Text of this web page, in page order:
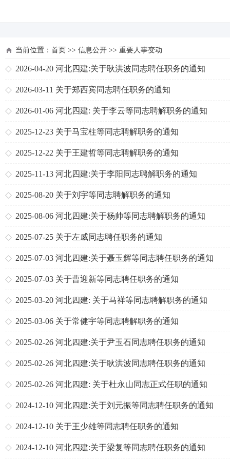
当前位置： 首页 >> 信息公开 >> 重要人事变动
2026-04-20 河北四建:关于耿洪波同志聘任职务的通知
2026-03-11 关于郑西宾同志聘任职务的通知
2026-01-06 河北四建: 关于李云等同志聘解职务的通知
2025-12-23 关于马宝柱等同志聘解职务的通知
2025-12-22 关于王建哲等同志聘解职务的通知
2025-11-13 河北四建:关于李阳同志聘解职务的通知
2025-08-20 关于刘宇等同志聘解职务的通知
2025-08-06 河北四建:关于杨帅等同志聘解职务的通知
2025-07-25 关于左威同志聘任职务的通知
2025-07-03 河北四建:关于聂玉辉等同志聘任职务的通知
2025-07-03 关于曹迎新等同志聘任职务的通知
2025-03-20 河北四建: 关于马祥等同志聘解职务的通知
2025-03-06 关于常健宇等同志聘解职务的通知
2025-02-26 河北四建:关于尹玉石同志聘任职务的通知
2025-02-26 河北四建:关于耿洪波同志聘任职务的通知
2025-02-26 河北四建: 关于杜永山同志正式任职的通知
2024-12-10 河北四建:关于刘元振等同志聘任职务的通知
2024-12-10 关于王少雄等同志聘任职务的通知
2024-12-10 河北四建:关于梁复等同志聘任职务的通知